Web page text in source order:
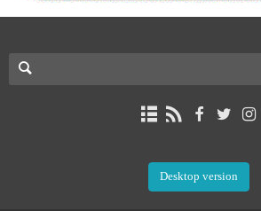
Desktop version